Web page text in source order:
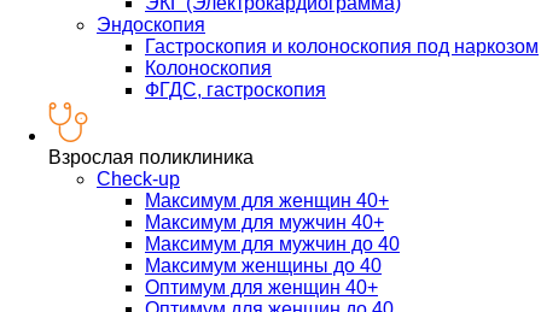
Эндоскопия
Гастроскопия и колоноскопия под наркозом
Колоноскопия
ФГДС, гастроскопия
Взрослая поликлиника
Check-up
Максимум для женщин 40+
Максимум для мужчин 40+
Максимум для мужчин до 40
Максимум женщины до 40
Оптимум для женщин 40+